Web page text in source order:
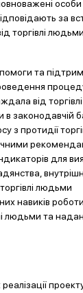
особи
за
торгівлі людьми.
та
від
в законодавчій
з протидії
для
людьми
навиків роботи
людьми та